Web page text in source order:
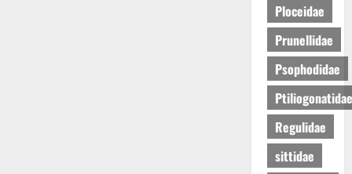
Ploceidae
Prunellidae
Psophodidae
Ptiliogonatidae
Regulidae
sittidae